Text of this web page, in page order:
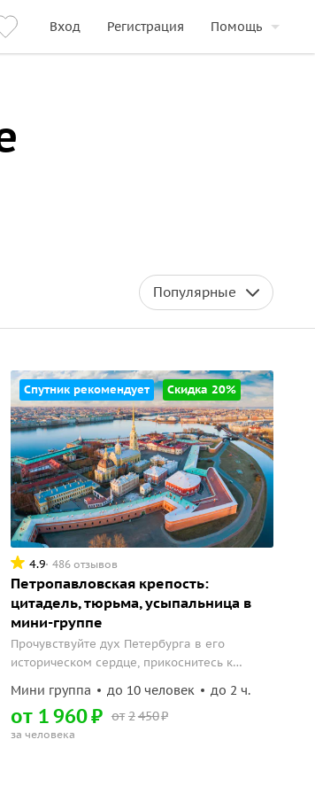
Вход Регистрация Помощь
Популярные
Спутник рекомендует Скидка 20%
4.9 486 отзывов
Петропавловская крепость:
цитадель, тюрьма, усыпальница в
мини-группе
Прочувствуйте дух Петербурга в его
историческом сердце, прикоснитесь к
Мини группа до 10 человек
до 2 ч.
от 2450₽
от 1960₽
за человека